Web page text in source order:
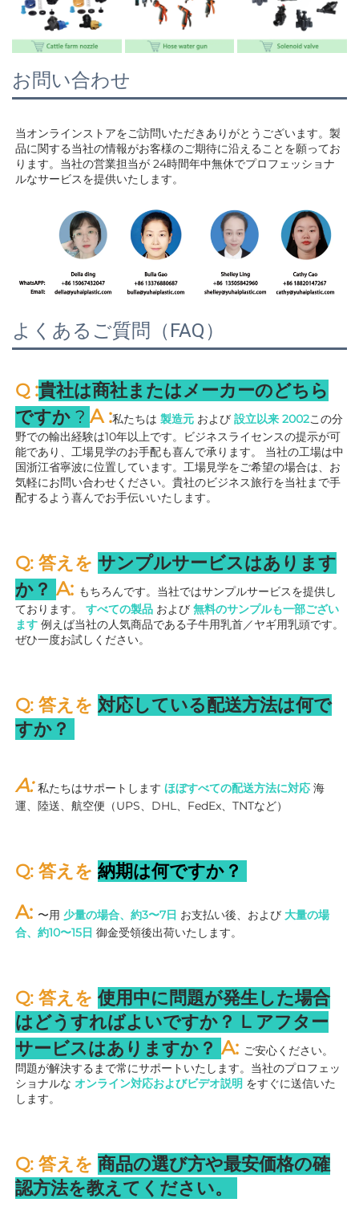
お問い合わせ
当オンラインストアをご訪問いただきありがとうございます。製
品に関する当社の情報がお客様のご期待に沿えることを願ってお
ります。当社の営業担当が 24時間年中無休でプロフェッショナ
ルなサービスを提供いたします。
よくあるご質問（FAQ）
Q :貴社は商社またはメーカーのどちら
ですか ? A :私たちは 製造元 および 設立以来 2002この分
野での輸出経験は10年以上です。ビジネスライセンスの提示が可
能であり、工場見学のお手配も喜んで承ります。 当社の工場は中
国浙江省寧波に位置しています。工場見学をご希望の場合は、お
気軽にお問い合わせください。貴社のビジネス旅行を当社まで手
配するよう喜んでお手伝いいたします。
Q: 答えを サンプルサービスはあります
か？ A: もちろんです。当社ではサンプルサービスを提供し
ております。 すべての製品 および 無料のサンプルも一部ござい
ます 例えば当社の人気商品である子牛用乳首／ヤギ用乳頭です。
ぜひ一度お試しください。
Q: 答えを 対応している配送方法は何で
すか？
A: 私たちはサポートします ほぼすべての配送方法に対応 海
運、陸送、航空便（UPS、DHL、FedEx、TNTなど）
Q: 答えを 納期は何ですか？
A: 〜用 少量の場合、約3〜7日 お支払い後、および 大量の場
合、約10〜15日 御金受領後出荷いたします。
Q: 答えを 使用中に問題が発生した場合
はどうすればよいですか？ L アフター
サービスはありますか？ A: ご安心ください。
問題が解決するまで常にサポートいたします。当社のプロフェッ
ショナルな オンライン対応およびビデオ説明 をすぐに送信いた
します。
Q: 答えを 商品の選び方や最安価格の確
認方法を教えてください。